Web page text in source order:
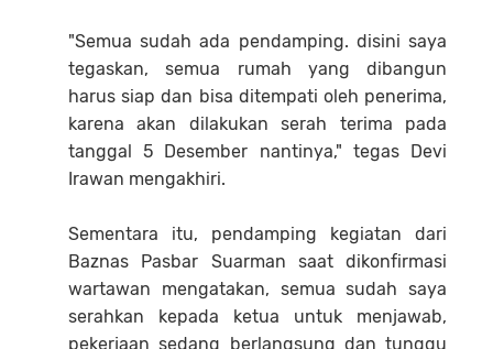
"Semua sudah ada pendamping. disini saya
tegaskan, semua rumah yang dibangun
harus siap dan bisa ditempati oleh penerima,
karena akan dilakukan serah terima pada
tanggal 5 Desember nantinya," tegas Devi
Irawan mengakhiri.
Sementara itu, pendamping kegiatan dari
Baznas Pasbar Suarman saat dikonfirmasi
wartawan mengatakan, semua sudah saya
serahkan kepada ketua untuk menjawab,
pekerjaan sedang berlangsung dan tunggu